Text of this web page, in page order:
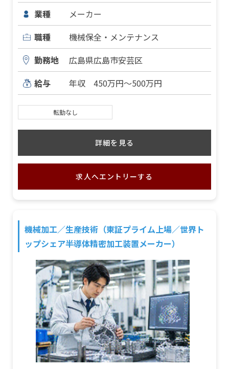
業種
メーカー
職種
機械保全・メンテナンス
勤務地
広島県広島市安芸区
給与
年収 450万円～500万円
転勤なし
詳細を見る
求人へエントリーする
機械加工／生産技術（東証プライム上場／世界ト
ップシェア半導体精密加工装置メーカー）